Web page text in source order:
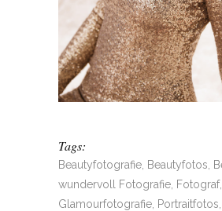
Tags:
Beautyfotografie, Beautyfotos,
wundervoll Fotografie, Fotograf,
Glamourfotografie, Portraitfotos,